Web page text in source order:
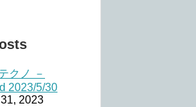
クノ －
2023/5/30
2023